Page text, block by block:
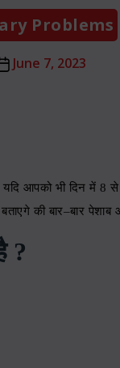
Categories
Problems
June 7, 2023
आपको भी दिन में 8 से
की बार–बार
?